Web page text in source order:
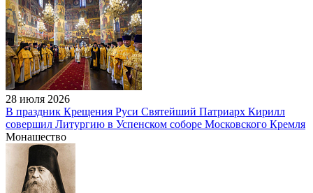
28 июля 2026
В праздник Крещения Руси Святейший Патриарх Кирилл
совершил Литургию в Успенском соборе Московского Кремля
Монашество